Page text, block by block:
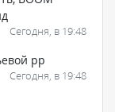
Сегодня, в 19:48
pp
Сегодня, в 19:48